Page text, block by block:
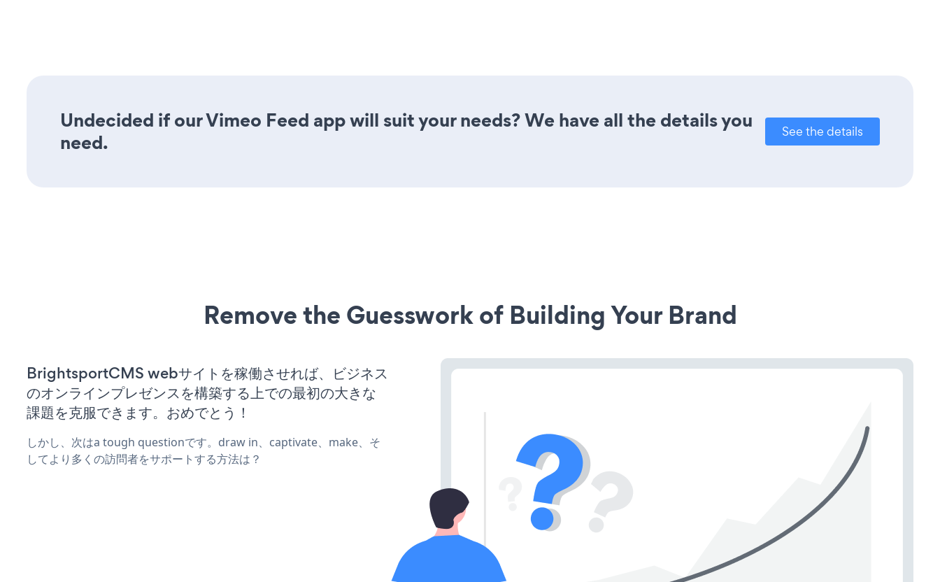
Undecided if our Vimeo Feed app will suit your needs? We have all the details you
need.
See the details
Remove the Guesswork of Building Your Brand
BrightsportCMS webサイトを稼働させれば、ビジネス
のオンラインプレゼンスを構築する上での最初の大きな
課題を克服できます。おめでとう！
しかし、次はa tough questionです。draw in、captivate、make、そ
してより多くの訪問者をサポートする方法は？